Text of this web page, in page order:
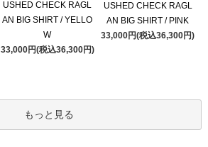
USHED CHECK RAGL
AN BIG SHIRT / YELLO
W
33,000円(税込36,300円)
USHED CHECK RAGL
AN BIG SHIRT / PINK
33,000円(税込36,300円)
もっと見る